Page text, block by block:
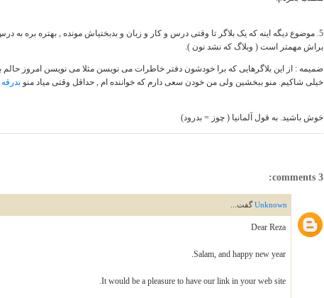
5. موضوع دیگه اینه که یک بلاگر تا وقتی درس و کار و زبان و بدبختیاش مونده , بهتره بره به
براش مهمتر است ( وبلاگ که نشد نون ).
ضمیمه : از این بلاگرهایی که برا خودشون دفتر خاطرات می نویسن مثلا می نویسن امروز
خیلی شاکیم. منو ببخشین ولی من خودن سعی دارم که خواننده ام , حداقل وقتی میاد منو بدرقه
خوش باشید. به قول آلمانیا ( چوز = بدرود)
3 comments:
Unknownگفت...
Dear Reza
Salam, and happy new year.
It would be a pleasure to have our link in your web site.